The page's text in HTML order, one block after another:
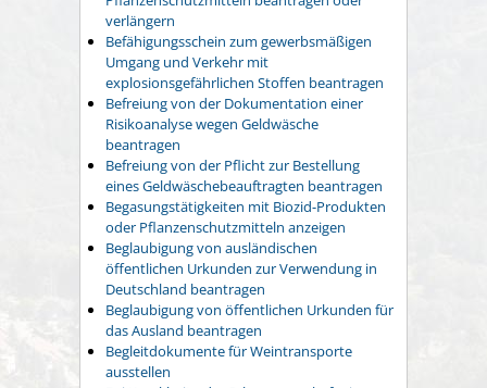
verlängern
Befähigungsschein zum gewerbsmäßigen
Umgang und Verkehr mit
explosionsgefährlichen Stoffen beantragen
Befreiung von der Dokumentation einer
Risikoanalyse wegen Geldwäsche
beantragen
Befreiung von der Pflicht zur Bestellung
eines Geldwäschebeauftragten beantragen
Begasungstätigkeiten mit Biozid-Produkten
oder Pflanzenschutzmitteln anzeigen
Beglaubigung von ausländischen
öffentlichen Urkunden zur Verwendung in
Deutschland beantragen
Beglaubigung von öffentlichen Urkunden für
das Ausland beantragen
Begleitdokumente für Weintransporte
ausstellen